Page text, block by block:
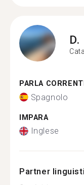
D.
PARLA
Spagnolo
IMPARA
Inglese
Partner